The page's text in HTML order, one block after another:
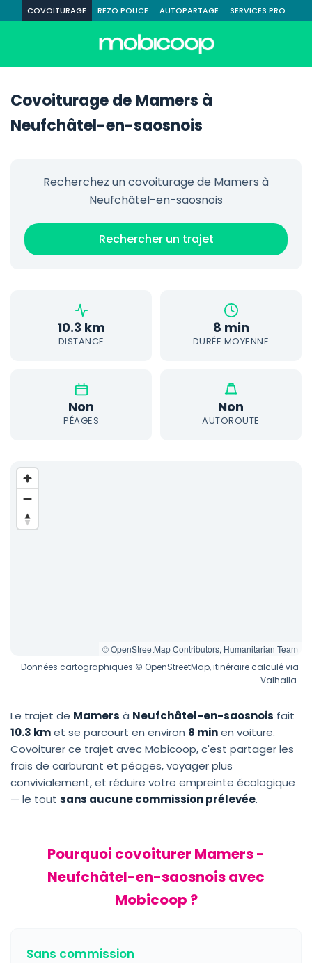
COVOITURAGE REZO POUCE AUTOPARTAGE SERVICES PRO
Covoiturage de Mamers à
Neufchâtel-en-saosnois
Recherchez un covoiturage de Mamers à
Neufchâtel-en-saosnois
Rechercher un trajet
10.3 km
DISTANCE
8 min
DURÉE MOYENNE
Non
PÉAGES
Non
AUTOROUTE
© OpenStreetMap Contributors, Humanitarian Team
Données cartographiques © OpenStreetMap, itinéraire calculé via
Valhalla.
Le trajet de Mamers à Neufchâtel-en-saosnois fait
10.3 kmet se parcourt en environ 8 minen voiture.
Covoiturer ce trajet avec Mobicoop, c'est partager les
frais de carburant et péages, voyager plus
convivialement, et réduire votre empreinte écologique
— le tout sans aucune commission prélevée.
Pourquoi covoiturer Mamers -
Neufchâtel-en-saosnois avec
Mobicoop ?
Sans commission